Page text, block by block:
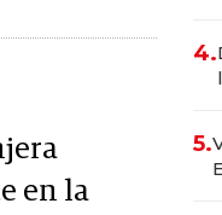
en la
4.
5.